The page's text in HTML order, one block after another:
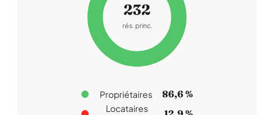
232
rés. princ.
Propriétaires 86,6 %
Locataires